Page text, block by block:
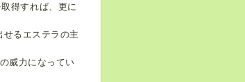
得すれば、更に
るエステラの主
威力になってい